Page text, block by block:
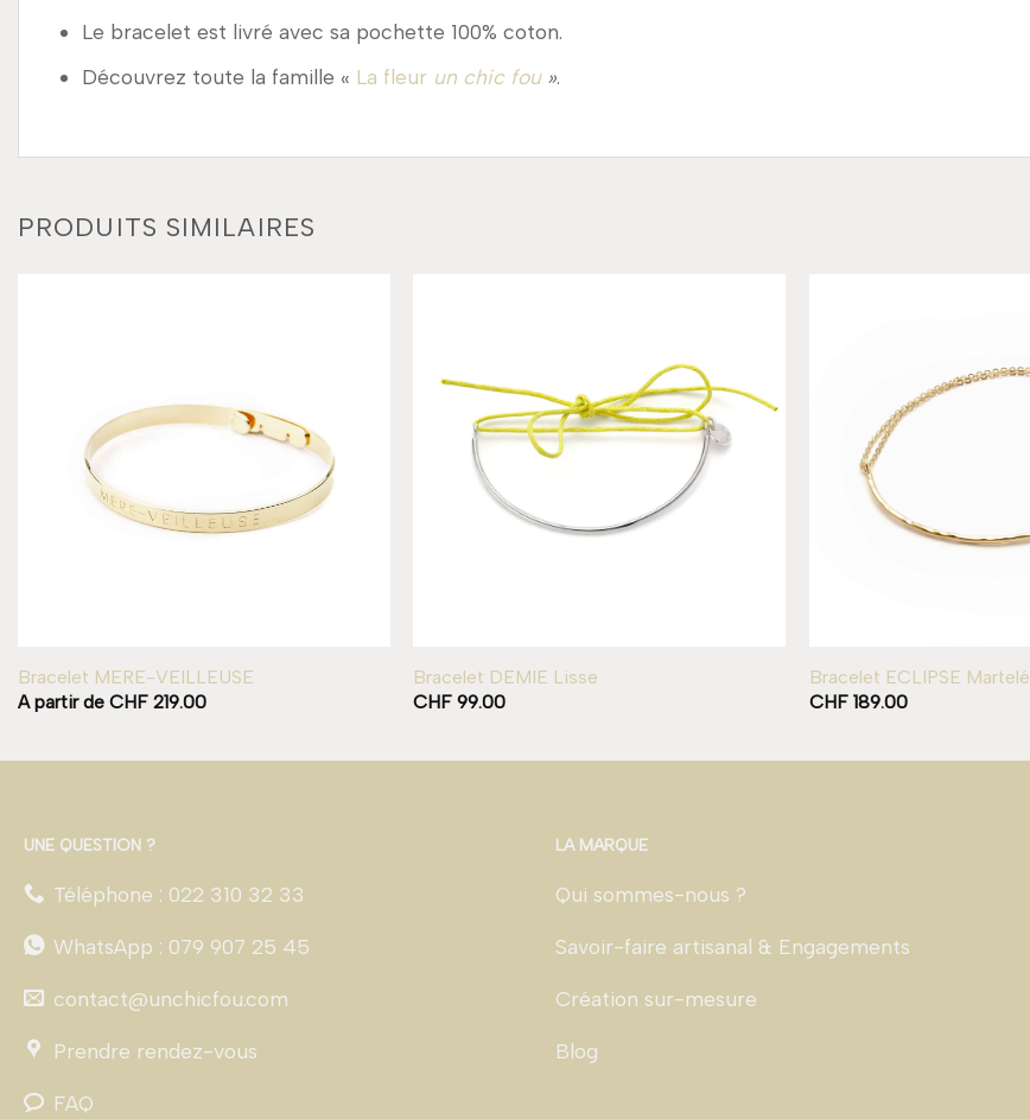
Le bracelet est livré avec sa pochette 100% coton.
Découvrez toute la famille « La fleur un chic fou».
PRODUITS SIMILAIRES
Bracelet MERE-VEILLEUSE
A partir de CHF219.00
Bracelet DEMIE Lisse
CHF 99.00
Bracelet ECLIPSE Martelé
CHF189.00
UNE QUESTION ?
Téléphone : 022 310 32 33
WhatsApp : 079 907 25 45
contact@unchicfou.com
Prendre rendez-vous
FAQ
LA MARQUE
Qui sommes-nous ?
Savoir-faire artisanal & Engagements
Création sur-mesure
Blog